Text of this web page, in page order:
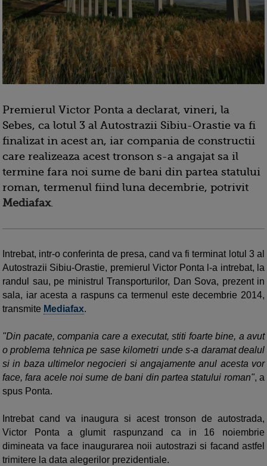
Premierul Victor Ponta a declarat, vineri, la
Sebes, ca lotul 3 al Autostrazii Sibiu-Orastie va fi
finalizat in acest an, iar compania de constructii
care realizeaza acest tronson s-a angajat sa il
termine fara noi sume de bani din partea statului
roman, termenul fiind luna decembrie, potrivit
Mediafax.
Intrebat, intr-o conferinta de presa, cand va fi terminat lotul 3 al
Autostrazii Sibiu-Orastie, premierul Victor Ponta l-a intrebat, la
randul sau, pe ministrul Transporturilor, Dan Sova, prezent in
sala, iar acesta a raspuns ca termenul este decembrie 2014,
transmite Mediafax.
"Din pacate, compania care a executat, stiti foarte bine, a avut
o problema tehnica pe sase kilometri unde s-a daramat dealul
si in baza ultimelor negocieri si angajamente anul acesta vor
face, fara acele noi sume de bani din partea statului roman", a
spus Ponta.
Intrebat cand va inaugura si acest tronson de autostrada,
Victor Ponta a glumit raspunzand ca in 16 noiembrie
dimineata va face inaugurarea noii autostrazi si facand astfel
trimitere la data alegerilor prezidentiale.